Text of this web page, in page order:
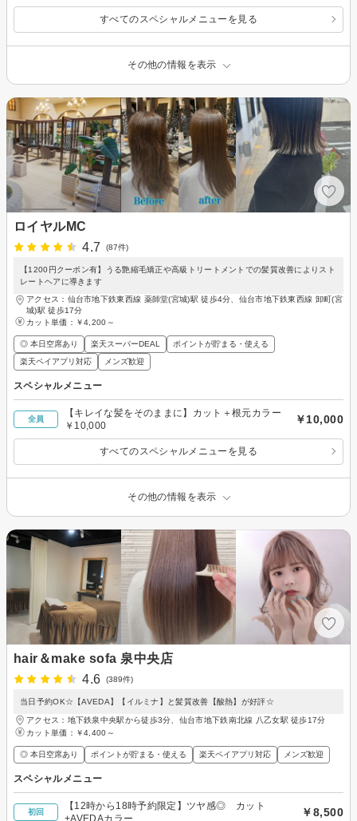
すべてのスペシャルメニューを見る
その他の情報を表示
ロイヤルMC
4.7
(87件)
【1200円クーポン有】うる艶縮毛矯正や高級トリートメントでの髪質改善によりスト
レートヘアに導きます
アクセス：仙台市地下鉄東西線 薬師堂(宮城)駅 徒歩4分、仙台市地下鉄東西線 卸町(宮
城)駅 徒歩17分
カット単価： ￥4,200～
◎ 本日空席あり 楽天スーパーDEAL
ポイントが貯まる・使える
楽天ペイアプリ対応
メンズ歓迎
スペシャルメニュー
全員
【キレイな髪をそのままに】カット＋根元カラー
￥10,000
￥10,000
すべてのスペシャルメニューを見る
その他の情報を表示
hair＆make sofa 泉中央店
4.6
(389件)
当日予約OK☆【AVEDA】【イルミナ】と髪質改善【酸熱】が好評☆
アクセス：地下鉄泉中央駅から徒歩3分、仙台市地下鉄南北線 八乙女駅 徒歩17分
カット単価： ￥4,400～
◎ 本日空席あり ポイントが貯まる・使える 楽天ペイアプリ対応 メンズ歓迎
スペシャルメニュー
初回
【12時から18時予約限定】ツヤ感◎ カット
+AVEDAカラー
￥8,500